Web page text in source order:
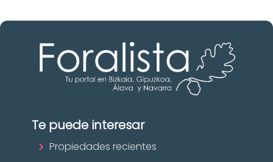
Te puede interesar
Propiedades recientes